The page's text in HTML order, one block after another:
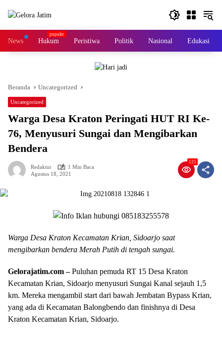
News Hukum Peristiwa Politik Nasional Edukasi
Beranda Uncategorized
Uncategorized
Warga Desa Kraton Peringati HUT RI Ke-
76, Menyusuri Sungai dan Mengibarkan
Bendera
Redaktur
1 Min Baca
Agustus 18, 2021
125
Warga Desa Kraton Kecamatan Krian, Sidoarjo saat
mengibarkan bendera Merah Putih di tengah sungai.
Gelorajatim.com –Puluhan pemuda RT 15 Desa Kraton
Kecamatan Krian, Sidoarjo menyusuri Sungai Kanal sejauh 1,5
km. Mereka mengambil start dari bawah Jembatan Bypass Krian,
yang ada di Kecamatan Balongbendo dan finishnya di Desa
Kraton Kecamatan Krian, Sidoarjo.